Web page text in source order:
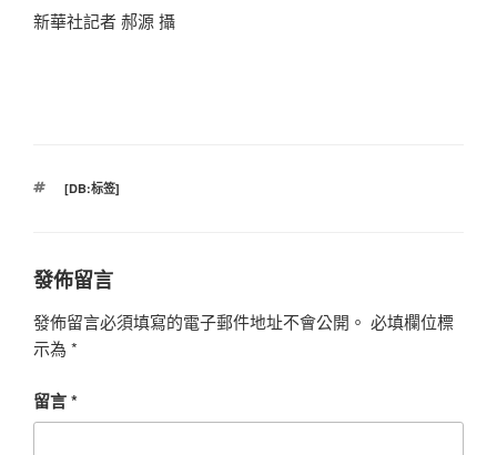
新華社記者 郝源 攝
標
[DB:标签]
發佈留言
發佈留言必須填寫的電子郵件地址不會公開。 必填欄位標
示為 *
留言*